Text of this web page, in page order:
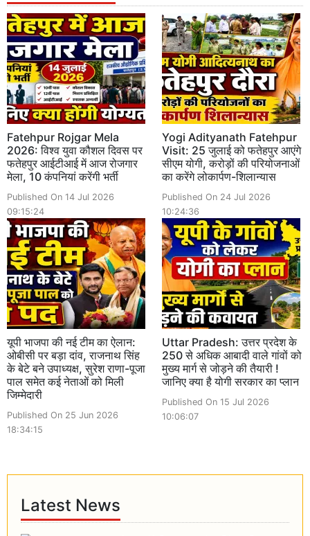
Fatehpur Rojgar Mela
2026: विश्व युवा कौशल दिवस पर
फतेहपुर आईटीआई में आज रोजगार
मेला, 10 कंपनियां करेंगी भर्ती
Published On 14 Jul 2026
09:15:24
Yogi Adityanath Fatehpur
Visit: 25 जुलाई को फतेहपुर आएंगे
सीएम योगी, करोड़ों की परियोजनाओं
का करेंगे लोकार्पण-शिलान्यास
Published On 24 Jul 2026
10:24:36
यूपी भाजपा की नई टीम का ऐलान:
ओबीसी पर बड़ा दांव, राजनाथ सिंह
के बेटे बने उपाध्यक्ष, सुरेश राणा-पूजा
पाल समेत कई नेताओं को मिली
जिम्मेदारी
Published On 25 Jun 2026
18:34:15
Uttar Pradesh: उत्तर प्रदेश के
250 से अधिक आबादी वाले गांवों को
मुख्य मार्ग से जोड़ने की तैयारी !
जानिए क्या है योगी सरकार का प्लान
Published On 15 Jul 2026
10:06:07
Latest News